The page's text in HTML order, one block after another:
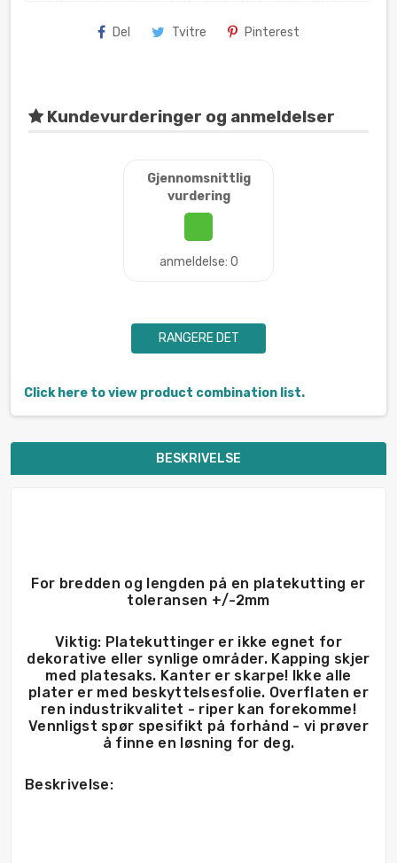
Del Tvitre Pinterest
Kundevurderinger og anmeldelser
Gjennomsnittlig
vurdering
anmeldelse: 0
RANGERE DET
Click here to view product combination list.
BESKRIVELSE
For bredden og lengden på en platekutting er
toleransen +/-2mm
Viktig: Platekuttinger er ikke egnet for
dekorative eller synlige områder. Kapping skjer
med platesaks. Kanter er skarpe! Ikke alle
plater er med beskyttelsesfolie. Overflaten er
ren industrikvalitet - riper kan forekomme!
Vennligst spør spesifikt på forhånd - vi prøver
å finne en løsning for deg.
Beskrivelse: